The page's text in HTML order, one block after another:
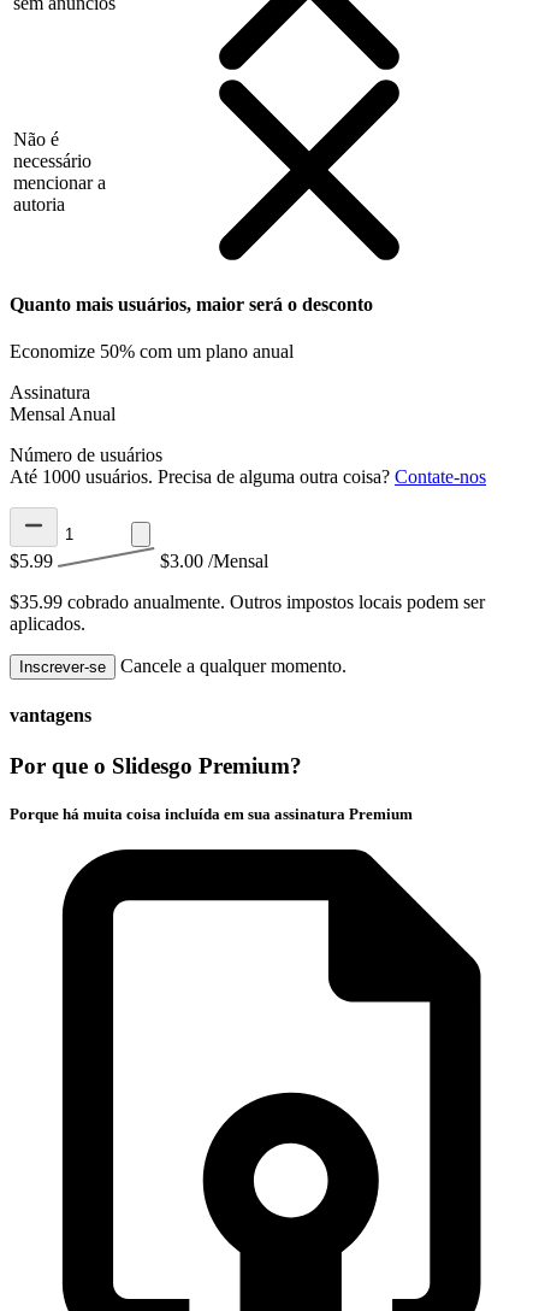
Não é
necessário
mencionar a
autoria
Quanto mais usuários, maior será o desconto
Economize 50% com um plano anual
Assinatura
Mensal Anual
Número de usuários
Até 1000 usuários. Precisa de alguma outra coisa? Contate-nos
$5.99 $3.00 /Mensal
$35.99 cobrado anualmente. Outros impostos locais podem ser
aplicados.
Inscrever-se Cancele a qualquer momento.
vantagens
Por que o Slidesgo Premium?
Porque há muita coisa incluída em sua assinatura Premium